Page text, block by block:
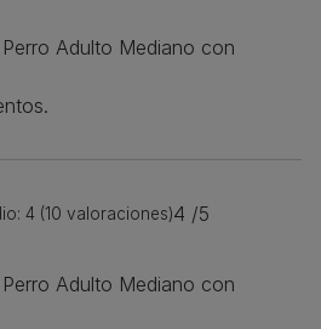
Adulto Mediano con
4 (10 valoraciones)4 /5
Adulto Mediano con